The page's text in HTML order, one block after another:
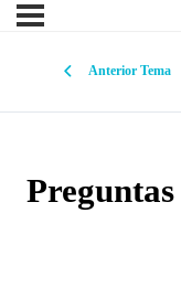
Anterior Tema